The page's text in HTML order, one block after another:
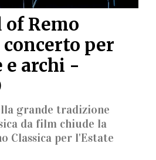
Remo
per
e archi -
grande tradizione
da film chiude la
Classica per l'Estate